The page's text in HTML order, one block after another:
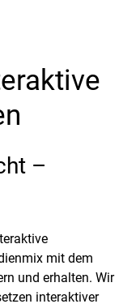
–
mit dem
und erhalten. Wir
interaktiver